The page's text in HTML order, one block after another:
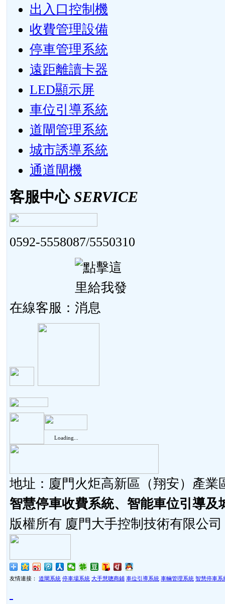
出入口控制機
收費管理設備
停車管理系統
遠距離讀卡器
LED顯示屏
車位引導系統
道閘管理系統
城市誘導系統
通道閘機
客服中心 SERVICE
0592-5558087/5550310
在線客服：
Loading...
地址：廈門火炬高新區（翔安）產業
智慧停車收費系統、智能車位引導及
版權所有 廈門大手控制技術有限公司
友情連接： 道閘系統 停車場系統 大手慧聰商鋪 車位引導系統 車輛管理系統 智慧停車系